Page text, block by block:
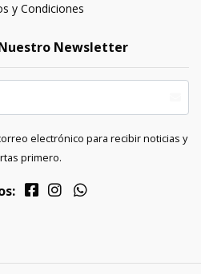
y Condiciones
Newsletter
electrónico para recibir noticias y
primero.